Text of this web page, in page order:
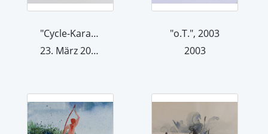
"Cycle-Karambolage", 2003
23. März 2002
"o.T.", 2003
2003